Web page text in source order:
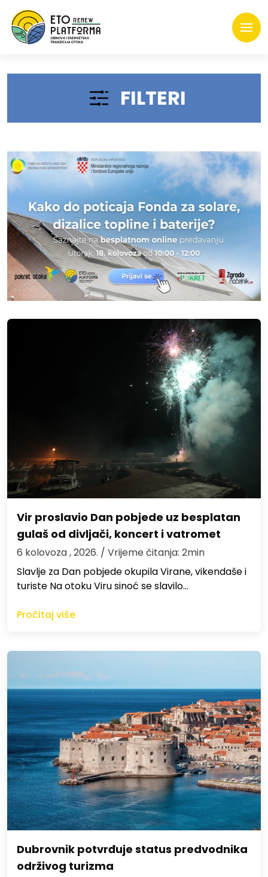
FILTERI
Vir proslavio Dan pobjede uz besplatan
gulaš od divljači, koncert i vatromet
6 kolovoza , 2026. / Vrijeme čitanja: 2min
Slavlje za Dan pobjede okupila Virane, vikendaše i
turiste Na otoku Viru sinoć se slavilo…
Pročitaj više
Dubrovnik potvrđuje status predvodnika
održivog turizma